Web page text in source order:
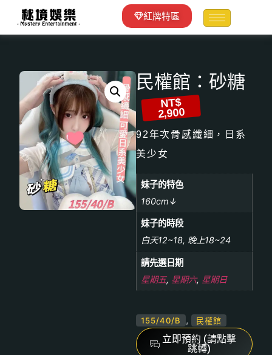
紅牌特區
民權館：砂糖
NT$
2,900
92年次骨感纖細，日系
美少女
妹子的特色
160cm↓
妹子的時段
白天12~18, 晚上18~24
請先選日期
星期五, 星期六, 星期日
155/40/B , 民權館
立即預約 (請點擊
跳轉)